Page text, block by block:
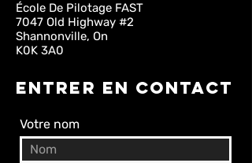
École De Pilotage FAST
7047 Old Highway #2
Shannonville, On
K0K 3A0
ENTRER EN CONTACT
Votre nom